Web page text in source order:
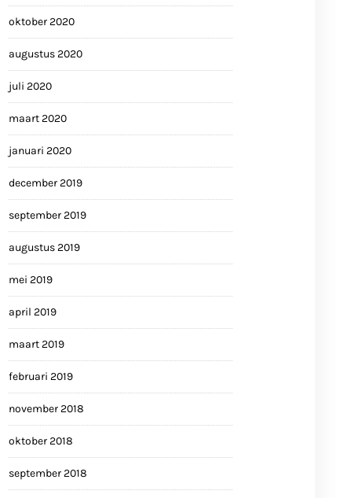
oktober 2020
augustus 2020
juli 2020
maart 2020
januari 2020
december 2019
september 2019
augustus 2019
mei 2019
april 2019
maart 2019
februari 2019
november 2018
oktober 2018
september 2018